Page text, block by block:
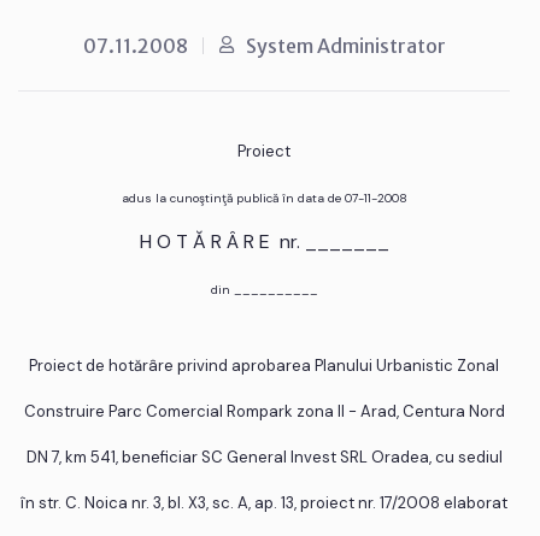
07.11.2008 System Administrator
Proiect
adus la cunoştinţă publică în data de 07-11-2008
H O T Ă R Â R E nr. _______
din __________
Proiect de hotărâre privind aprobarea Planului Urbanistic Zonal
Construire Parc Comercial Rompark zona II - Arad, Centura Nord
DN 7, km 541, beneficiar SC General Invest SRL Oradea, cu sediul
în str. C. Noica nr. 3, bl. X3, sc. A, ap. 13, proiect nr. 17/2008 elaborat